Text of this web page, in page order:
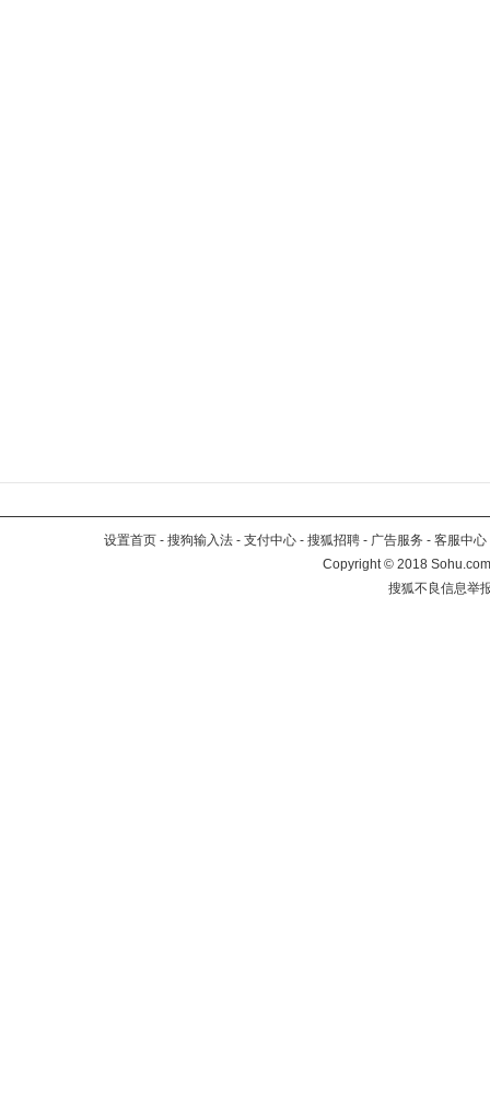
设置首页 - 搜狗输入法 - 支付中心 - 搜狐招聘 - 广告服务 - 客服中心
Copyright©2018
搜狐不良信息举